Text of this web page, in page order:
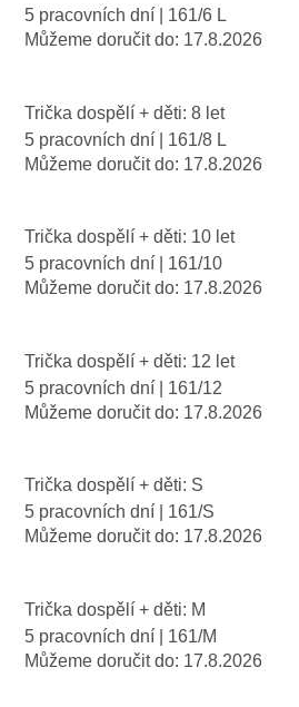
5 pracovních dní
| 161/6 L
Můžeme doručit do: 17.8.2026
Trička dospělí + děti: 8 let
5 pracovních dní
| 161/8 L
Můžeme doručit do: 17.8.2026
Trička dospělí + děti: 10 let
5 pracovních dní
| 161/10
Můžeme doručit do: 17.8.2026
Trička dospělí + děti: 12 let
5 pracovních dní
| 161/12
Můžeme doručit do: 17.8.2026
Trička dospělí + děti: S
5 pracovních dní
| 161/S
Můžeme doručit do: 17.8.2026
Trička dospělí + děti: M
5 pracovních dní
| 161/M
Můžeme doručit do: 17.8.2026